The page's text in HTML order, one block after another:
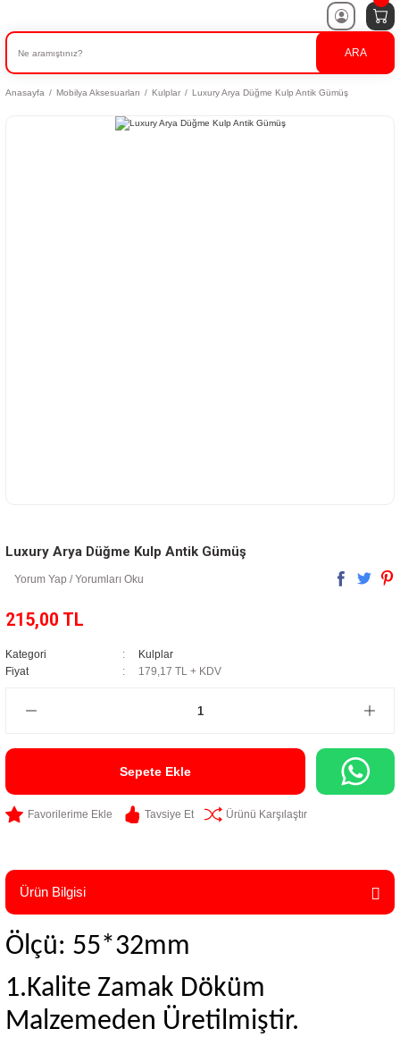
ARA
Anasayfa Mobilya Aksesuarları Kulplar Luxury Arya Düğme Kulp Antik Gümüş
Luxury Arya Düğme Kulp Antik Gümüş
Yorum Yap / Yorumları Oku
215,00 TL
Kategori
Kulplar
Fiyat
179,17 TL + KDV
Sepete Ekle
Tavsiye Et Ürünü Karşılaştır
Ürün Bilgisi
Ölçü: 55*32mm
1.Kalite Zamak Döküm
Malzemeden Üretilmiştir.